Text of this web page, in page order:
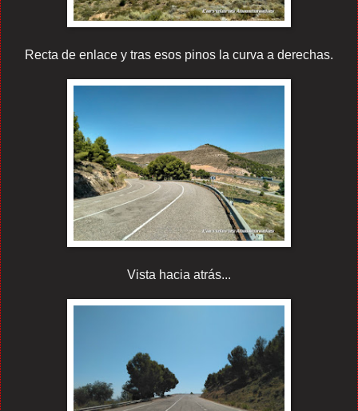
Recta de enlace y tras esos pinos la curva a derechas.
Vista hacia atrás...